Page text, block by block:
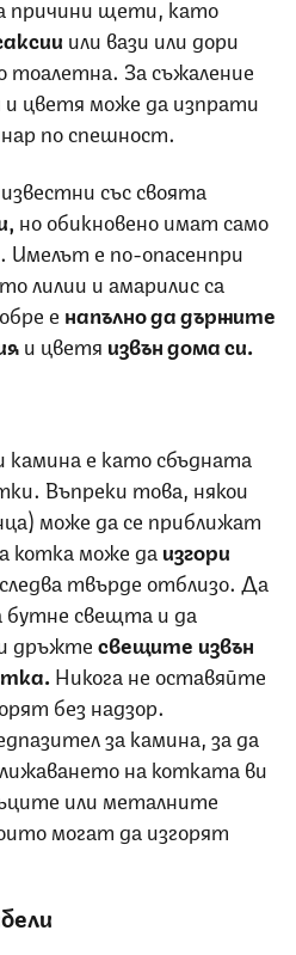
причини щети, като
или вази или дори
тоалетна. За съжаление
цветя може да изпрати
по спешност.
със своята
но обикновено имат само
Имелът е по-опасенпри
лилии и амарилис са
е напълно да държите
и цветя извън дома си.
камина е като сбъдната
Въпреки това, някои
може да се приближат
котка може да изгори
твърде отблизо. Да
бутне свещта и да
дръжтесвещите извън
Никога не оставяйте
без надзор.
за камина, за да
на котката ви
или металните
могат да изгорят